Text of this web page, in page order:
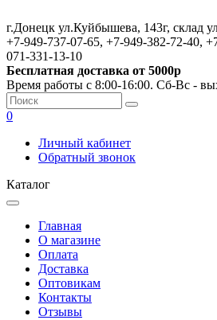
г.Донецк ул.Куйбышева, 143г, склад
+7-949-737-07-65, +7-949-382-72-40,
071-331-13-10
Бесплатная доставка от 5000р
Время работы с 8:00-16:00. Сб-Вс -
0
Личный кабинет
Обратный звонок
Каталог
Главная
О магазине
Оплата
Доставка
Оптовикам
Контакты
Отзывы